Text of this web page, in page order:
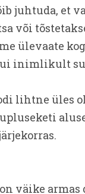
juhtuda, et
või
ülevaate
inimlikult
lihtne üles
on väike armas